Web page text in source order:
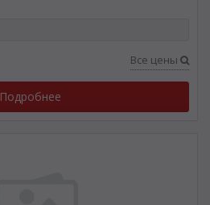
Все цены
Подробнее